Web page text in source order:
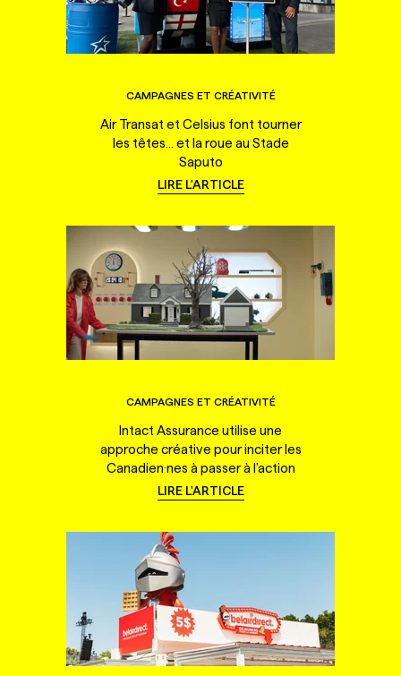
CAMPAGNES ET CRÉATIVITÉ
Air Transat et Celsius font tourner
les têtes... et la roue au Stade
Saputo
LIRE L'ARTICLE
CAMPAGNES ET CRÉATIVITÉ
Intact Assurance utilise une
approche créative pour inciter les
Canadien·nes à passer à l'action
LIRE L'ARTICLE